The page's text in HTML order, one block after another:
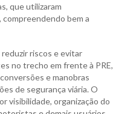
que utilizaram
bem a
riscos e evitar
no trecho em frente à PRE,
e manobras
de segurança viária. O
visibilidade, organização do